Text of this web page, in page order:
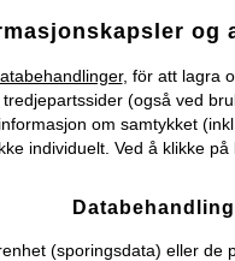
og
, för att lagra
(også ved
om samtykket
individuelt. Ved å klikke
(sporingsdata) eller